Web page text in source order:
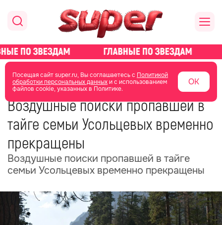
Посещая сайт super.ru, Вы соглашаетесь с Политикой
обработки персональных данныхи с использованием
файлов cookie, указанных в Политике.
ОК
главная общество
07 октября 2025 09:57
Воздушные поиски пропавшей в
тайге семьи Усольцевых временно
прекращены
Воздушные поиски пропавшей в тайге
семьи Усольцевых временно прекращены